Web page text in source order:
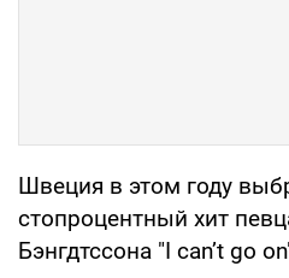
Швеция в этом году
стопроцентный хит
Бэнгдтссона "I can’t go